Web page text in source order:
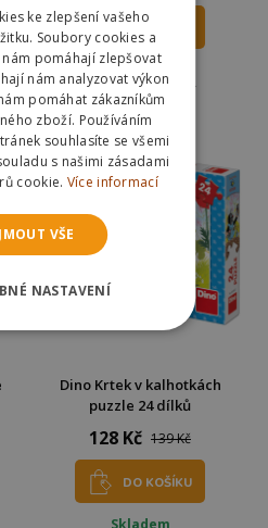
Skladem
Odešleme pozítří
Dino Krtek v kalhotkách
puzzle 24 dílků
128 Kč 139 Kč
DO KOŠÍKU
ke zlepšení vašeho
Soubory cookies a
pomáhají zlepšovat
nám analyzovat výkon
pomáhat zákazníkům
zboží. Používáním
souhlasíte se všemi
s našimi zásadami
cookie. Více informací
VŠE
NASTAVENÍ